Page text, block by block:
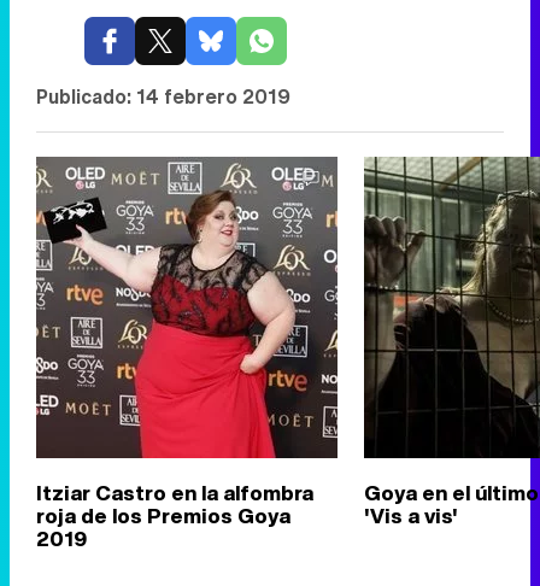
Publicado: 14 febrero 2019
Itziar Castro en la alfombra
roja de los Premios Goya
2019
Goya en el
'Vis a vis'